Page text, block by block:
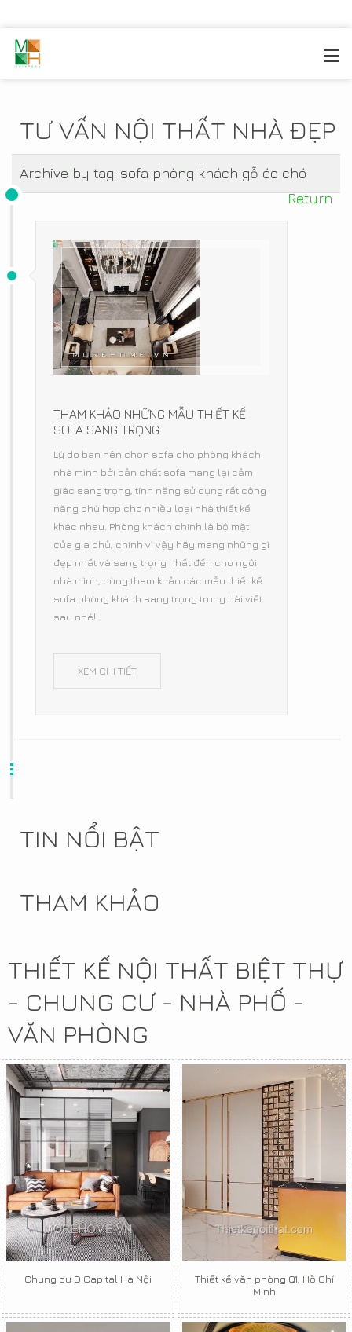
TƯ VẤN NỘI THẤT NHÀ ĐẸP
Archive by tag: sofa phòng khách gỗ óc chó
Return
THAM KHẢO NHỮNG MẪU THIẾT KẾ
SOFA SANG TRỌNG
Lý do bạn nên chọn sofa cho phòng khách
nhà mình bởi bản chất sofa mang lại cảm
giác sang trọng, tính năng sử dụng rất công
năng phù hợp cho nhiều loại nhà thiết kế
khác nhau. Phòng khách chính là bộ mặt
của gia chủ, chính vì vậy hãy mang những gì
đẹp nhất và sang trọng nhất đến cho ngôi
nhà mình, cùng tham khảo các mẫu thiết kế
sofa phòng khách sang trọng trong bài viết
sau nhé!
XEM CHI TIẾT
TIN NỔI BẬT
THAM KHẢO
THIẾT KẾ NỘI THẤT BIỆT THỰ
- CHUNG CƯ - NHÀ PHỐ -
VĂN PHÒNG
Chung cư D'Capital Hà Nội
Thiết kế văn phòng Q1, Hồ Chí
Minh